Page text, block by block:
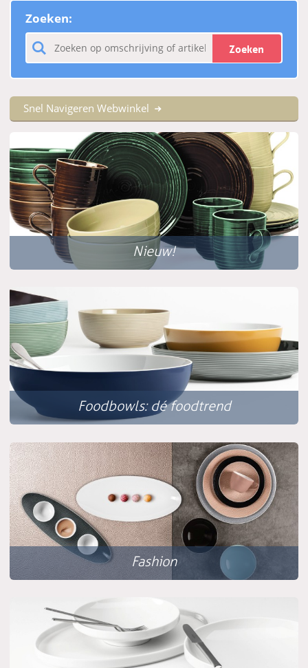
Zoeken:
Zoeken
Snel Navigeren Webwinkel
Nieuw!
Foodbowls: dé foodtrend
Fashion